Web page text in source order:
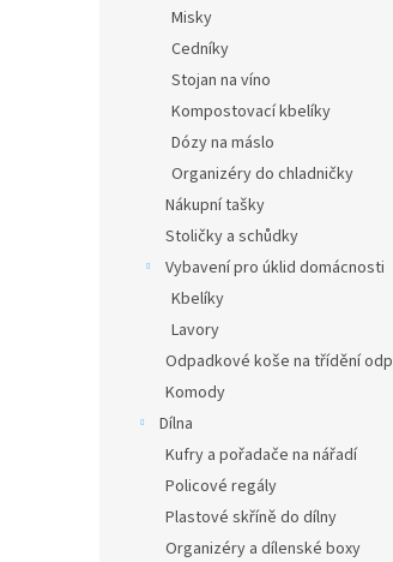
Misky
Cedníky
Stojan na víno
Kompostovací kbelíky
Dózy na máslo
Organizéry do chladničky
Nákupní tašky
Stoličky a schůdky
Vybavení pro úklid domácnosti
Kbelíky
Lavory
Odpadkové koše na třídění
Komody
Dílna
Kufry a pořadače na nářadí
Policové regály
Plastové skříně do dílny
Organizéry a dílenské boxy